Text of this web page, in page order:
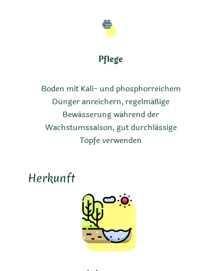
Pflege
Boden mit Kali- und phosphorreichem
Dünger anreichern, regelmäßige
Bewässerung während der
Wachstumssaison, gut durchlässige
Töpfe verwenden
Herkunft